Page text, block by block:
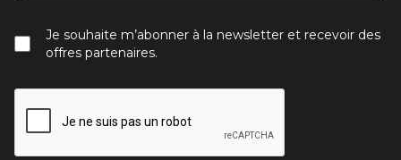
Je souhaite m’abonner à la newsletter et recevoir des
offres partenaires.